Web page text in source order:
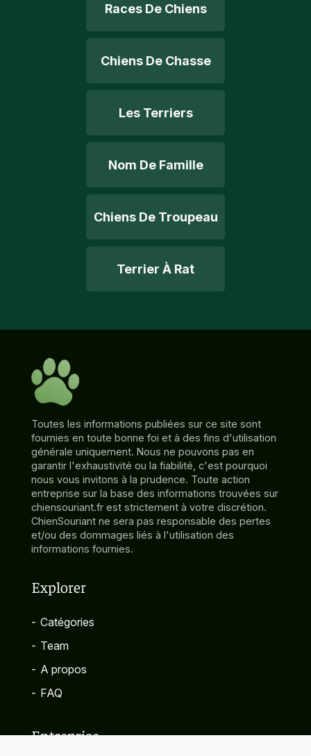
Races De Chiens
Chiens De Chasse
Les Terriers
Nom De Famille
Chiens De Troupeau
Terrier À Rat
Toutes les informations publiées sur ce site sont
fournies en toute bonne foi et à des fins d'utilisation
générale uniquement. Nous ne pouvons pas en
garantir l'exhaustivité ou la fiabilité, c'est pourquoi
nous vous invitons à la prudence. Toute action
entreprise sur la base des informations trouvées sur
chiensouriant.fr est strictement à votre discrétion.
ChienSouriant ne sera pas responsable des pertes
et/ou des dommages liés à l'utilisation des
informations fournies.
Explorer
- Catégories
- Team
- A propos
- FAQ
Entreprise